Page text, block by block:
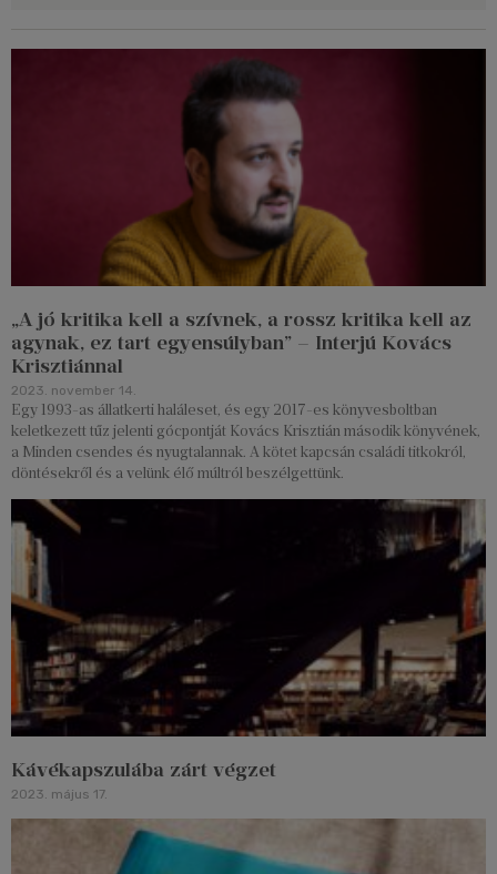
„A jó kritika kell a szívnek, a rossz kritika kell az
agynak, ez tart egyensúlyban” – Interjú Kovács
Krisztiánnal
2023. november 14.
Egy 1993-as állatkerti haláleset, és egy 2017-es könyvesboltban
keletkezett tűz jelenti gócpontját Kovács Krisztián második könyvének,
a Minden csendes és nyugtalannak. A kötet kapcsán családi titkokról,
döntésekről és a velünk élő múltról beszélgettünk.
Kávékapszulába zárt végzet
2023. május 17.